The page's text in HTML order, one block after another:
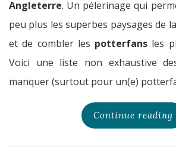
Angleterre. Un pélerinage qui
peu plus les superbes paysages de
et de combler les potterfans les
Voici une liste non exhaustive
manquer (surtout pour un(e)
Continue reading